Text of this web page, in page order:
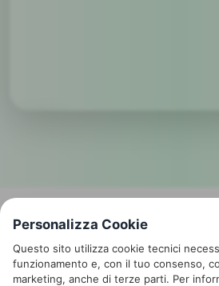
GUIDA ALLA CERTIFICAZIONE
Personalizza Cookie
Questo sito utilizza cookie tecnici
funzionamento e, con il tuo consenso,
marketing, anche di terze parti. Per